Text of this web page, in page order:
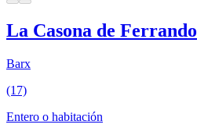
La Casona de Ferrando
Barx
(17)
Entero o habitación